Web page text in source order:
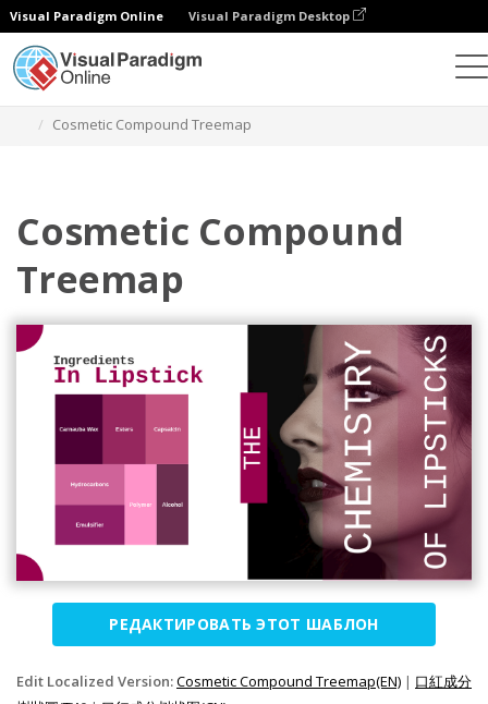
Visual Paradigm Online Visual Paradigm Desktop
Cosmetic Compound Treemap
Cosmetic Compound
Treemap
РЕДАКТИРОВАТЬ ЭТОТ ШАБЛОН
Edit Localized Version:Cosmetic Compound Treemap(EN) | 口紅成分